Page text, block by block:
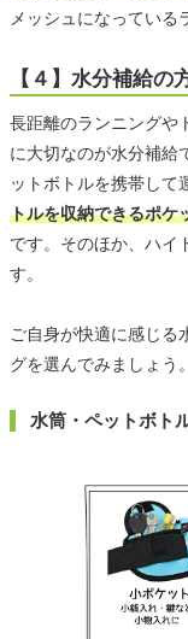
メッシュになっている
【４】水分補給の
長距離のランニングや
に大切なのが水分補給
ットボトルを携帯して
トルを収納できるポケ
です。そのほか、ハイ
す。
ご自身が快適に感じる
グを選んでみましょう。
水筒・ペットボト